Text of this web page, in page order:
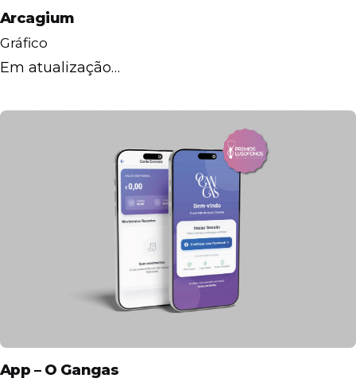
Arcagium
Gráfico
Em atualização…
App – O Gangas